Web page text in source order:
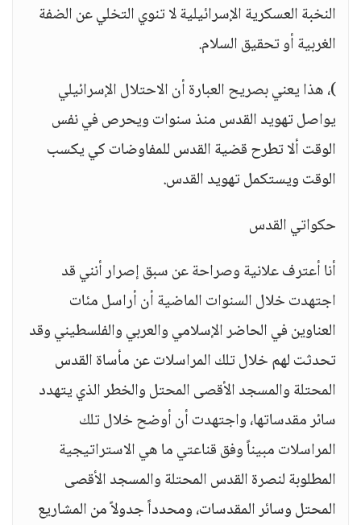
النخبة العسكرية الإسرائيلية لا تنوي التخلي عن الضفة
الغربية أو تحقيق السلام.
)، هذا يعني بصريح العبارة أن الاحتلال الإسرائيلي
يواصل تهويد القدس منذ سنوات ويحرص في نفس
الوقت ألا تطرح قضية القدس للمفاوضات كي يكسب
الوقت ويستكمل تهويد القدس.
حكواتي القدس
أنا أعترف علانية وصراحة عن سبق إصرار أنني قد
اجتهدت خلال السنوات الماضية أن أراسل مئات
العناوين في الحاضر الإسلامي والعربي والفلسطيني وقد
تحدثت لهم خلال تلك المراسلات عن مأساة القدس
المحتلة والمسجد الأقصى المحتل والخطر الذي يتهدد
سائر مقدساتها، واجتهدت أن أوضح خلال تلك
المراسلات مبيناً وفق قناعتي ما هي الاستراتيجية
المطلوبة لنصرة القدس المحتلة والمسجد الأقصى
المحتل وسائر المقدسات، ومحدداً جدولاً من المشاريع